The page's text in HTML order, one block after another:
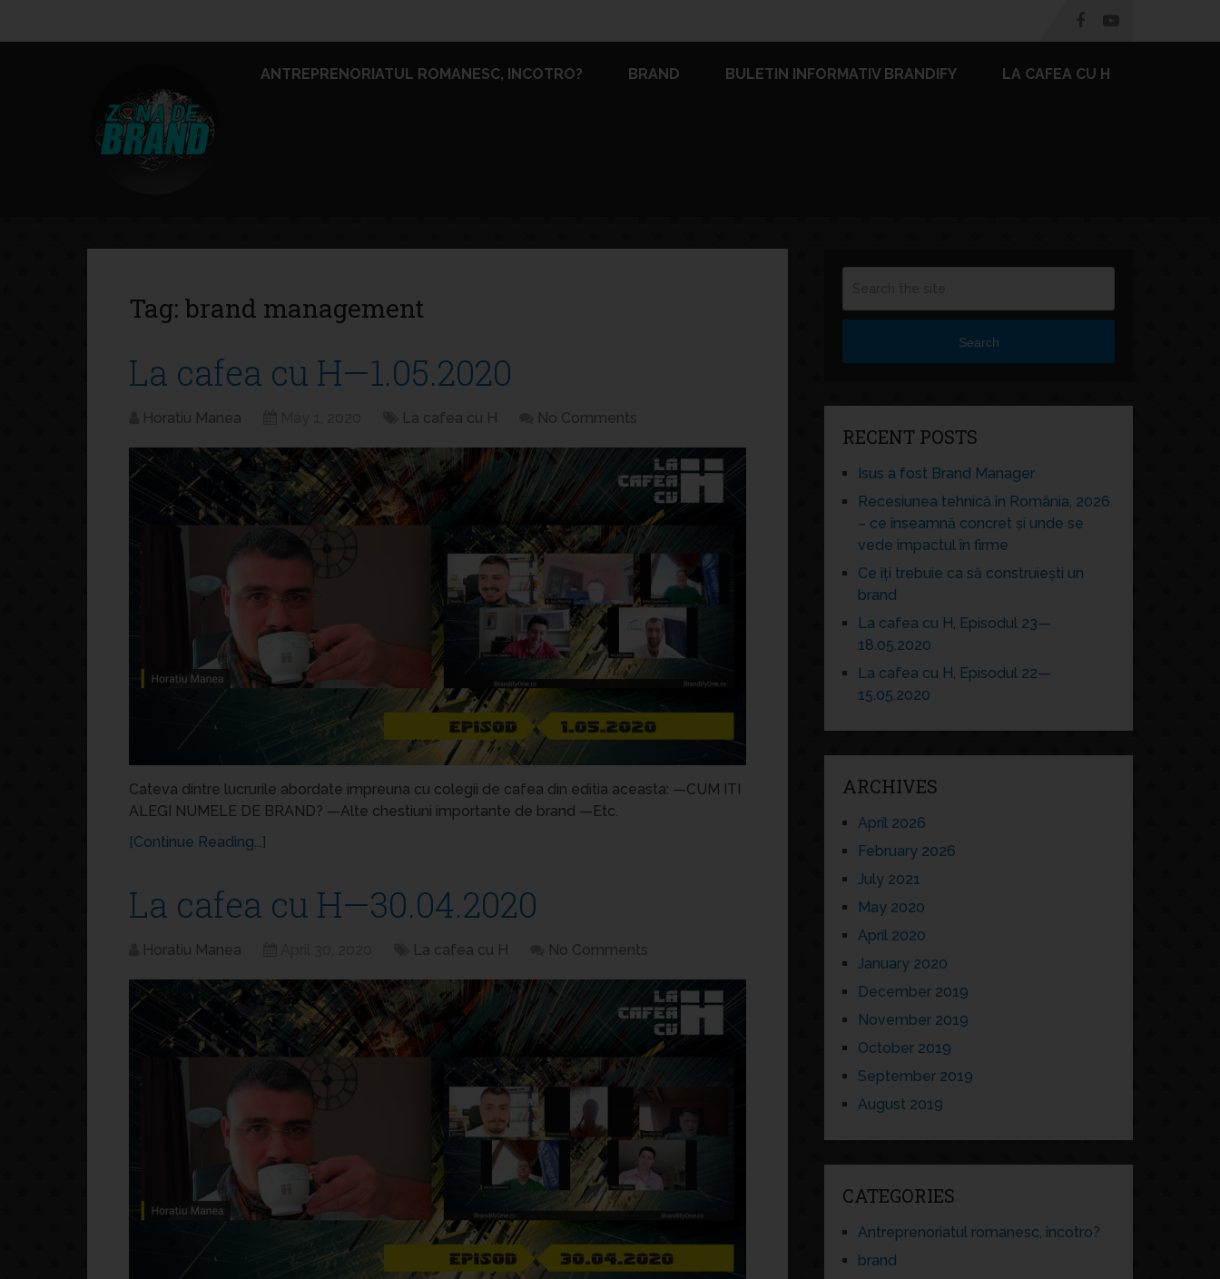
ANTREPRENORIATUL ROMANESC, INCOTRO? BRAND BULETIN INFORMATIV BRANDIFY LA CAFEA CU H
Tag: brand management
La cafea cu H—1.05.2020
Horatiu Manea La cafea cu H No Comments
Cateva dintre lucrurile abordate impreuna cu colegii de cafea din editia aceasta: —CUM ITI
ALEGI NUMELE DE BRAND? —Alte chestiuni importante de brand —Etc.
[Continue Reading...]
La cafea cu H—30.04.2020
Horatiu Manea La cafea cu H No Comments
Search
RECENT POSTS
Isus a fost Brand Manager
Recesiunea tehnică în România, 2026
– ce înseamnă concret și unde se
vede impactul în firme
Ce îți trebuie ca să construiești un
brand
La cafea cu H, Episodul 23—
18.05.2020
La cafea cu H, Episodul 22—
15.05.2020
ARCHIVES
April 2026
February 2026
July 2021
May 2020
April 2020
January 2020
December 2019
November 2019
October 2019
September 2019
August 2019
CATEGORIES
Antreprenoriatul romanesc, incotro?
brand